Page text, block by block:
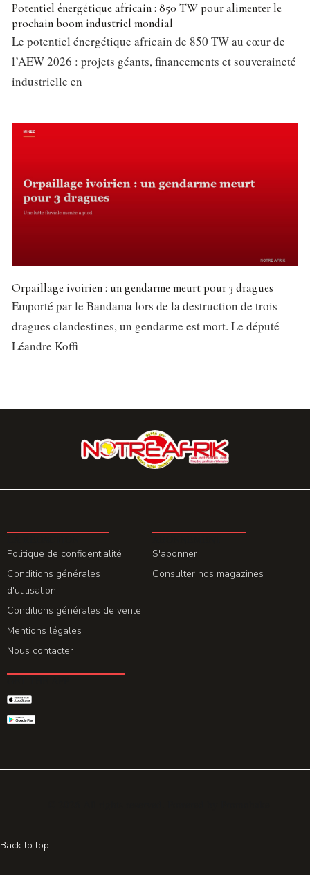
Potentiel énergétique africain : 850 TW pour alimenter le
prochain boom industriel mondial
Le potentiel énergétique africain de 850 TW au cœur de
l’AEW 2026 : projets géants, financements et souveraineté
industrielle en
Orpaillage ivoirien : un gendarme meurt pour 3 dragues
Emporté par le Bandama lors de la destruction de trois
dragues clandestines, un gendarme est mort. Le député
Léandre Koffi
Politique de confidentialité
Conditions générales
d'utilisation
Conditions générales de vente
Mentions légales
Nous contacter
S'abonner
Consulter nos magazines
Back to top